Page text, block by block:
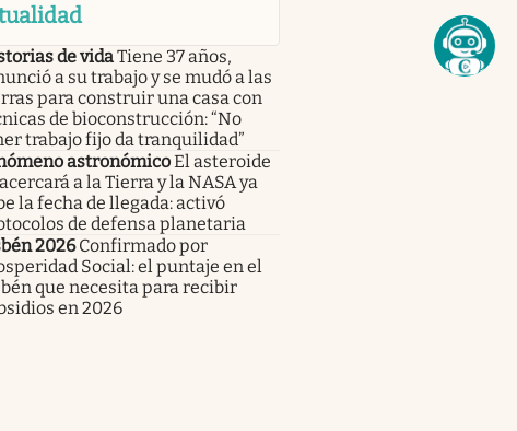
de vidaTiene 37 años,
a su trabajo y se mudó a las
para construir una casa con
de bioconstrucción: “No
trabajo fijo da tranquilidad”
astronómicoEl asteroide
a la Tierra y la NASA ya
la fecha de llegada: activó
de defensa planetaria
2026 Confirmado por
Social: el puntaje en el
que necesita para recibir
en 2026